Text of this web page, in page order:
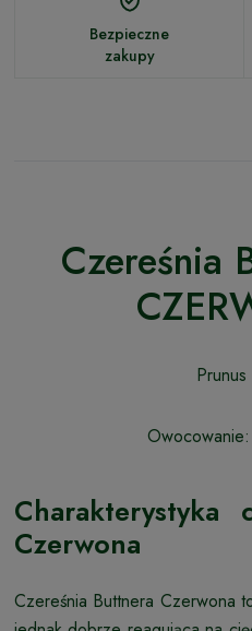
Bezpieczne
zakupy
Czereśnia
Prunus
Charakterystyka
Czerwona
Czereśnia Buttnera Czerwona